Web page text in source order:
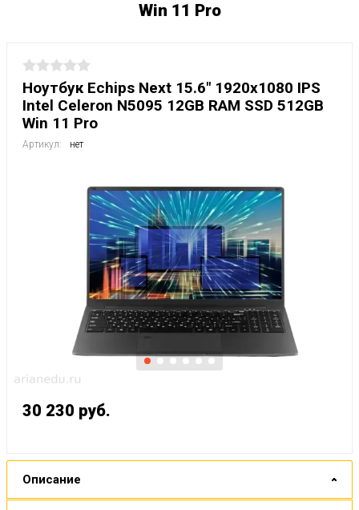
Win 11 Pro
Ноутбук Echips Next 15.6" 1920x1080 IPS
Intel Celeron N5095 12GB RAM SSD 512GB
Win 11 Pro
Артикул: нет
30 230 руб.
Описание